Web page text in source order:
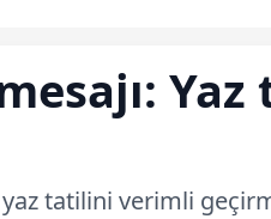
tatilini verimli